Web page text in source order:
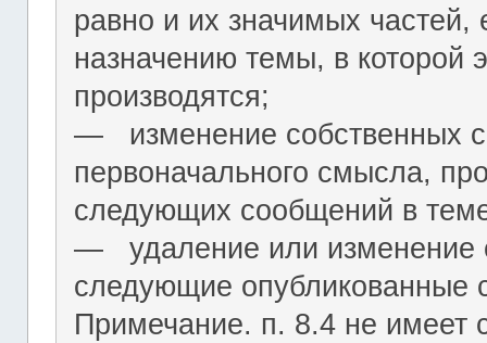
равно и их значимых частей,
назначению темы, в которой
производятся;
― изменение собственных
первоначального смысла,
следующих сообщений в
― удаление или изменение
следующие
Примечание. п. 8.4 не имеет